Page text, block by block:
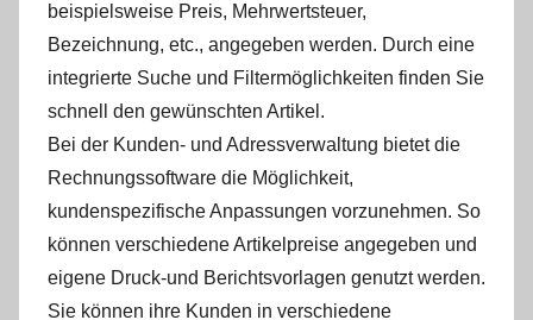
beispielsweise Preis, Mehrwertsteuer,
Bezeichnung, etc., angegeben werden. Durch eine
integrierte Suche und Filtermöglichkeiten finden Sie
schnell den gewünschten Artikel.
Bei der Kunden- und Adressverwaltung bietet die
Rechnungssoftware die Möglichkeit,
kundenspezifische Anpassungen vorzunehmen. So
können verschiedene Artikelpreise angegeben und
eigene Druck-und Berichtsvorlagen genutzt werden.
Sie können ihre Kunden in verschiedene